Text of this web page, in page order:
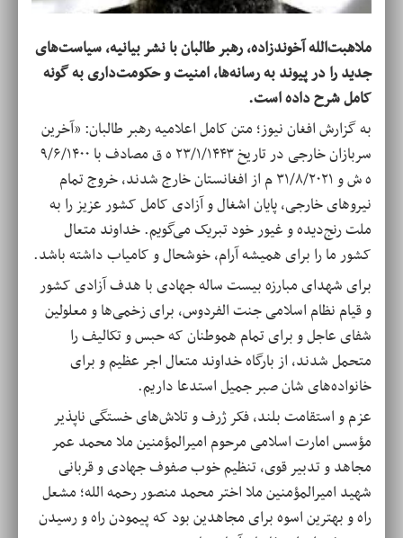
ملاهبت‌الله آخوندزاده، رهبر طالبان با نشر بیانیه، سیاست‌های
جدید را در پیوند به رسانه‌ها، امنیت و حکومت‌داری به گونه
کامل شرح داده است.
به گزارش افغان نیوز؛ متن کامل اعلامیه رهبر طالبان: «آخرین
سربازان خارجی در تاریخ ۲۳/۱/۱۴۴۳ ه ‌ق مصادف با ۹/۶/۱۴۰۰
ه ‌ش و ۳۱/۸/۲۰۲۱ م از افغانستان خارج شدند، خروج تمام
نیروهای خارجی، پایان اشغال و آزادی کامل کشور عزیز را به
ملت رنج‌دیده و غیور خود تبریک می‌گویم. خداوند متعال
کشور ما را برای همیشه آرام، خوشحال و کامیاب داشته باشد.
برای شهدای مبارزه بیست ساله جهادی با هدف آزادی کشور
و قیام نظام اسلامی جنت الفردوس، برای زخمی‌ها و معلولین
شفای عاجل و برای تمام هموطنان که حبس و تکالیف را
متحمل شدند، از بارگاه خداوند متعال اجر عظیم و برای
خانواده‌های شان صبر جمیل استدعا داریم.
عزم و استقامت بلند، فکر ژرف و تلاش‌های خستگی ناپذیر
مؤسس امارت اسلامی مرحوم امیرالمؤمنین ملا محمد عمر
مجاهد و تدبیر قوی، تنظیم خوب صفوف جهادی و قربانی
شهید امیرالمؤمنین ملا اختر محمد منصور رحمه الله؛ مشعل
راه و بهترین اسوه برای مجاهدین بود که پیمودن راه و رسیدن